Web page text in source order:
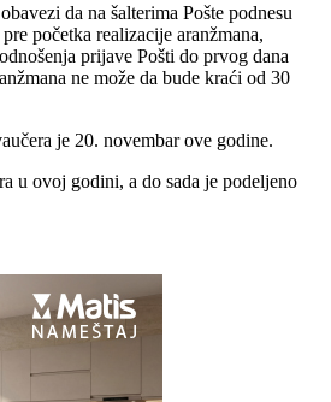
da na šalterima Pošte podnesu
početka realizacije aranžmana,
prijave Pošti do prvog dana
ne može da bude kraći od 30
je 20. novembar ove godine.
u ovoj godini, a do sada je podeljeno